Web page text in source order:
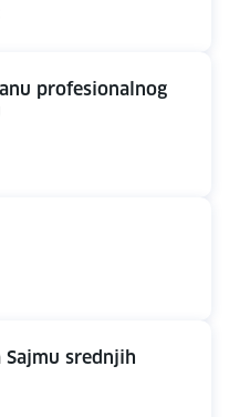
profesionalnog
Sajmu srednjih